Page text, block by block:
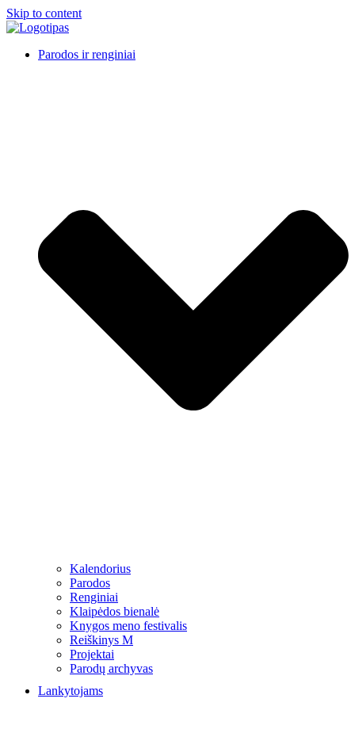
Skip to content
Parodos ir renginiai
Kalendorius
Parodos
Renginiai
Klaipėdos bienalė
Knygos meno festivalis
Reiškinys M
Projektai
Parodų archyvas
Lankytojams